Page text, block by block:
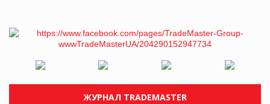
ЖУРНАЛ TRADEMASTER